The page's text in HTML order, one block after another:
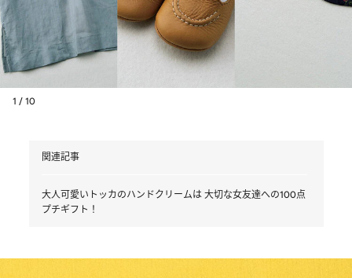
1 / 10
関連記事
大人可愛いトッカのハンドクリームは 大切な女友達への100点
プチギフト！